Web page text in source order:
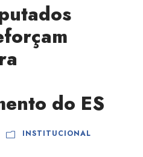
do ES
INSTITUCIONAL